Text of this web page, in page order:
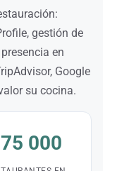
gestión de
en
Google
su cocina.
000